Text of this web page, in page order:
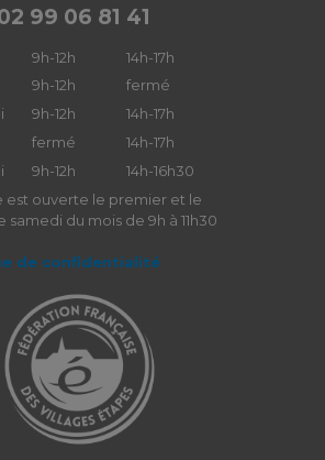
99 06 81 41
9h-12h
14h-17h
9h-12h
fermé
9h-12h
14h-17h
fermé
14h-17h
9h-12h
14h-16h30
est ouverte le premier et le
samedi du mois de 9h à 11h30
de confidentialité